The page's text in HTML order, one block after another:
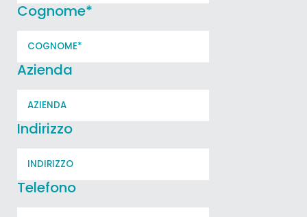
Cognome*
Azienda
Indirizzo
Telefono